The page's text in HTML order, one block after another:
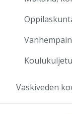
Vaskiveden